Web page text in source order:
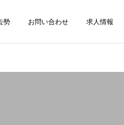
勢 お問い合わせ 求人情報
詳細を見る